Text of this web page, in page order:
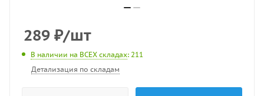
289 ₽/шт
В наличии на ВСЕХ складах: 211
Детализация по складам